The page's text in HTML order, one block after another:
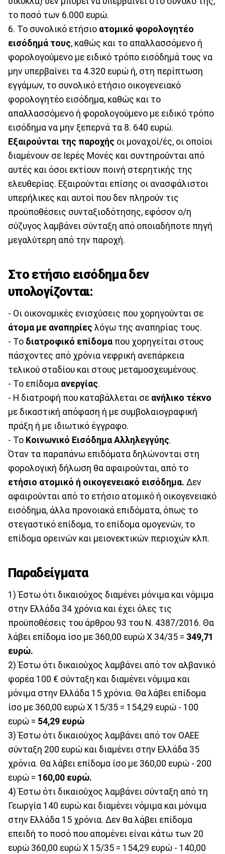
το ποσό των 6.000 ευρώ.
6. Το συνολικό ετήσιο ατομικό φορολογητέο
εισόδημά τους, καθώς και το απαλλασσόμενο ή
φορολογούμενο με ειδικό τρόπο εισόδημά τους να
μην υπερβαίνει τα 4.320 ευρώ ή, στη περίπτωση
εγγάμων, το συνολικό ετήσιο οικογενειακό
φορολογητέο εισόδημα, καθώς και το
απαλλασσόμενο ή φορολογούμενο με ειδικό τρόπο
εισόδημα να μην ξεπερνά τα 8. 640 ευρώ.
Εξαιρούνται της παροχής οι μοναχοί/ές, οι οποίοι
διαμένουν σε Ιερές Μονές και συντηρούνται από
αυτές και όσοι εκτίουν ποινή στερητικής της
ελευθερίας. Εξαιρούνται επίσης οι ανασφάλιστοι
υπερήλικες και αυτοί που δεν πληρούν τις
προϋποθέσεις συνταξιοδότησης, εφόσον ο/η
σύζυγος λαμβάνει σύνταξη από οποιαδήποτε πηγή
μεγαλύτερη από την παροχή.
Στο ετήσιο εισόδημα δεν
υπολογίζονται:
- Οι οικονομικές ενισχύσεις που χορηγούνται σε
άτομα με αναπηρίες λόγω της αναπηρίας τους.
- Το διατροφικό επίδομα που χορηγείται στους
πάσχοντες από χρόνια νεφρική ανεπάρκεια
τελικού σταδίου και στους μεταμοσχευμένους.
- Το επίδομα ανεργίας.
- Η διατροφή που καταβάλλεται σε ανήλικο τέκνο
με δικαστική απόφαση ή με συμβολαιογραφική
πράξη ή με ιδιωτικό έγγραφο.
- Το Κοινωνικό Εισόδημα Αλληλεγγύης.
Όταν τα παραπάνω επιδόματα δηλώνονται στη
φορολογική δήλωση θα αφαιρούνται, από το
ετήσιο ατομικό ή οικογενειακό εισόδημα. Δεν
αφαιρούνται από το ετήσιο ατομικό ή οικογενειακό
εισόδημα, άλλα προνοιακά επιδόματα, όπως το
στεγαστικό επίδομα, το επίδομα ομογενών, το
επίδομα ορεινών και μειονεκτικών περιοχών κλπ.
Παραδείγματα
1) Έστω ότι δικαιούχος διαμένει μόνιμα και νόμιμα
στην Ελλάδα 34 χρόνια και έχει όλες τις
προϋποθέσεις του άρθρου 93 του Ν. 4387/2016. Θα
λάβει επίδομα ίσο με 360,00 ευρώ Χ 34/35 = 349,71
ευρώ.
2) Έστω ότι δικαιούχος λαμβάνει από τον αλβανικό
φορέα 100 € σύνταξη και διαμένει νόμιμα και
μόνιμα στην Ελλάδα 15 χρόνια. Θα λάβει επίδομα
ίσο με 360,00 ευρώ Χ 15/35 = 154,29 ευρώ - 100
ευρώ = 54,29 ευρώ
3) Έστω ότι δικαιούχος λαμβάνει από τον ΟΑΕΕ
σύνταξη 200 ευρώ και διαμένει στην Ελλάδα 35
χρόνια. Θα λάβει επίδομα ίσο με 360,00 ευρώ - 200
ευρώ = 160,00 ευρώ.
4) Έστω ότι δικαιούχος λαμβάνει σύνταξη από τη
Γεωργία 140 ευρώ και διαμένει νόμιμα και μόνιμα
στην Ελλάδα 15 χρόνια. Δεν θα λάβει επίδομα
επειδή το ποσό που απομένει είναι κάτω των 20
ευρώ 360,00 ευρώ Χ 15/35 = 154,29 ευρώ - 140,00